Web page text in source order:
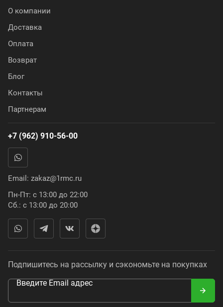
О компании
Доставка
Оплата
Возврат
Блог
Контакты
Партнерам
+7 (962) 910-56-00
Email: zakaz@1rmc.ru
Пн-Пт: с 13:00 до 22:00
Сб.: с 13:00 до 20:00
Подпишитесь на рассылку и сэкономьте на покупках
Введите Email адрес